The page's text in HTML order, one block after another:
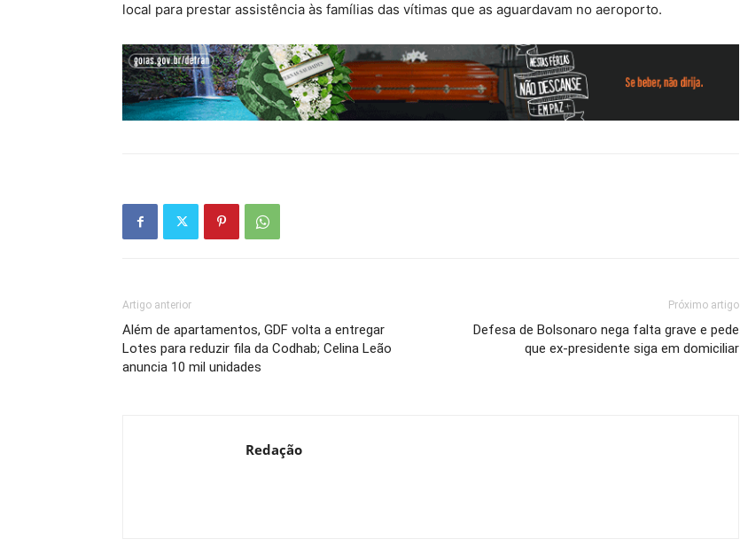
local para prestar assistência às famílias das vítimas que as aguardavam no aeroporto.
Artigo anterior
Além de apartamentos, GDF volta a entregar
Lotes para reduzir fila da Codhab; Celina Leão
anuncia 10 mil unidades
Próximo artigo
Defesa de Bolsonaro nega falta grave e pede
que ex-presidente siga em domiciliar
Redação